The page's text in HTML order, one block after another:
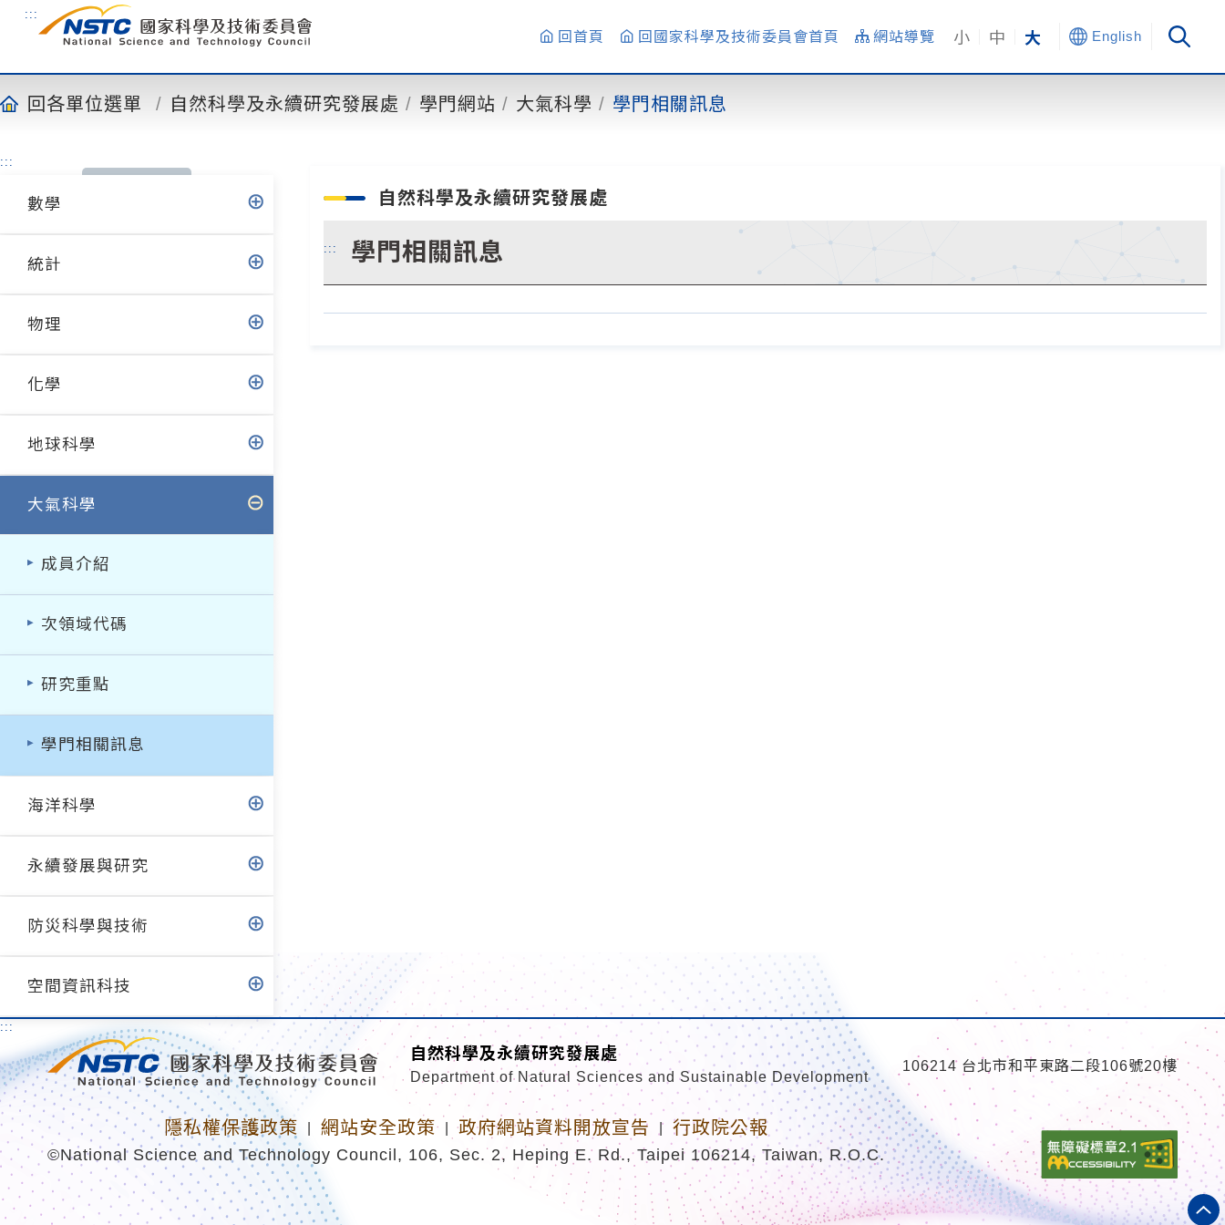
內
容
:::
回首頁 回國家科學及技術委員會首頁 網站導覽 小 中 大 English
回各單位選單 自然科學及永續研究發展處 學門網站 大氣科學 學門相關訊息
:::
數學
統計
物理
化學
地球科學
大氣科學
成員介紹
次領域代碼
研究重點
學門相關訊息
海洋科學
永續發展與研究
防災科學與技術
空間資訊科技
自然科學及永續研究發展處
::: 學門相關訊息
:::
自然科學及永續研究發展處
Department of Natural Sciences and Sustainable Development
106214 台北市和平東路二段106號20樓
隱私權保護政策 網站安全政策 政府網站資料開放宣告 | 行政院公報
©National Science and Technology Council, 106, Sec. 2, Heping E. Rd., Taipei 106214, Taiwan, R.O.C.